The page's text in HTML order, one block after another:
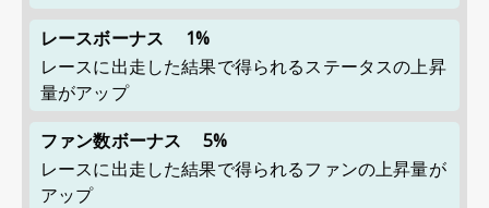
レースボーナス
1%
レースに出走した結果で得られるステータスの上昇
量がアップ
ファン数ボーナス
5%
レースに出走した結果で得られるファンの上昇量が
アップ